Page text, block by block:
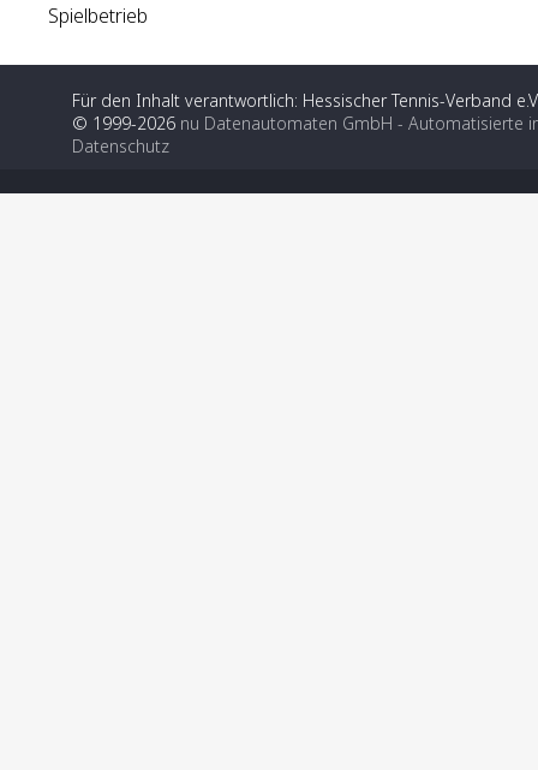
Spielbetrieb
Für den Inhalt verantwortlich: Hessischer Tennis-Verband
© 1999-2026 nu Datenautomaten GmbH - Automatisierte
Datenschutz